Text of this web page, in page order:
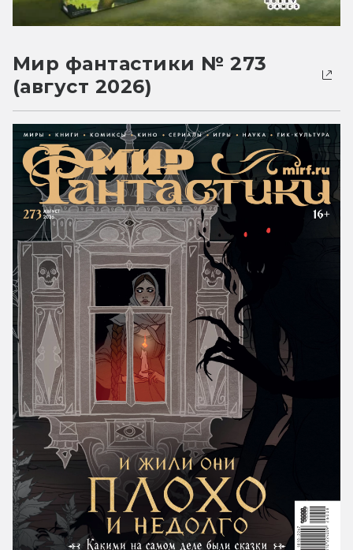
Мир фантастики № 273
(август 2026)